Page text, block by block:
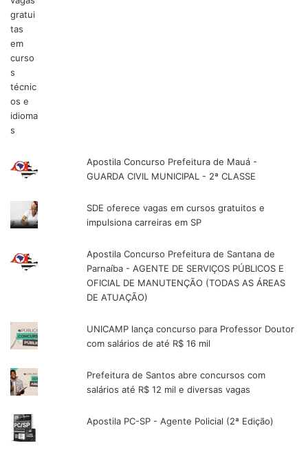
Apostila Concurso Prefeitura de Mauá -
GUARDA CIVIL MUNICIPAL - 2ª CLASSE
SDE oferece vagas em cursos gratuitos e
impulsiona carreiras em SP
Apostila Concurso Prefeitura de Santana de
Parnaíba - AGENTE DE SERVIÇOS PÚBLICOS E
OFICIAL DE MANUTENÇÃO (TODAS AS ÁREAS
DE ATUAÇÃO)
UNICAMP lança concurso para Professor Doutor
com salários de até R$ 16 mil
Prefeitura de Santos abre concursos com
salários até R$ 12 mil e diversas vagas
Apostila PC-SP - Agente Policial (2ª Edição)